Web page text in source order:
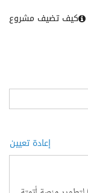
كيف تضيف مشروع
إعادة تعيين